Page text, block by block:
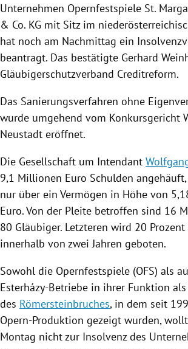
Untermenü
Untermenü
Untermenü
Unternehmen Opernfestspiele St.
& Co. KG mit Sitz im
hat noch am Nachmittag ein
beantragt. Das bestätigte Gerhard
Gläubigerschutzverband Creditreform.
Das Sanierungsverfahren ohne
wurde umgehend vom Konkursgericht
Neustadt eröffnet.
Die Gesellschaft um Intendant
9,1 Millionen Euro Schulden
nur über ein Vermögen in Höhe von
Euro. Von der Pleite betroffen sind 16
80 Gläubiger. Letzteren wird 20
innerhalb von zwei Jahren geboten.
Sowohl die Opernfestspiele (OFS) als
Esterházy-Betriebe in ihrer Funktion
des Römersteinbruches, in dem seit
Opern-Produktion gezeigt wurden,
Montag nicht zur Insolvenzdes